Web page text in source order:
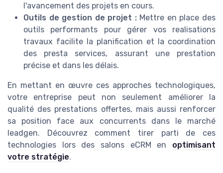
l'avancement des projets en cours.
Outils de gestion de projet :Mettre en place des
outils performants pour gérer vos realisations
travaux facilite la planification et la coordination
des presta services, assurant une prestation
précise et dans les délais.
En mettant en œuvre ces approches technologiques,
votre entreprise peut non seulement améliorer la
qualité des prestations offertes, mais aussi renforcer
sa position face aux concurrents dans le marché
leadgen. Découvrez comment tirer parti de ces
technologies lors des salons eCRM en optimisant
votre stratégie.